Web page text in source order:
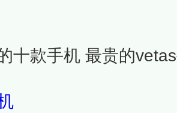
十款手机 最贵的